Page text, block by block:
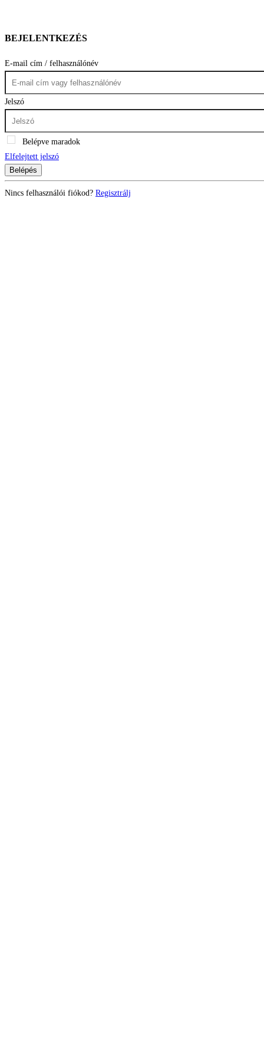
BEJELENTKEZÉS
E-mail cím / felhasználónév
Jelszó
Belépve maradok
Elfelejtett jelszó
Belépés
Nincs felhasználói fiókod? Regisztrálj